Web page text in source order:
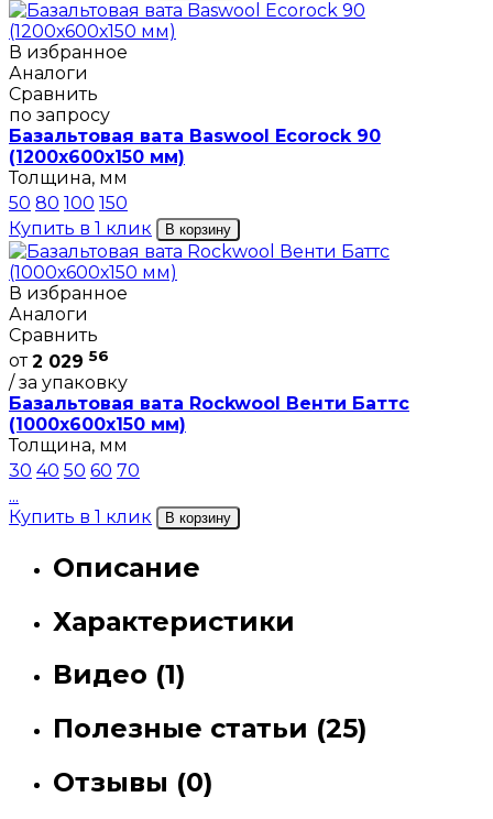
В избранное
Аналоги
Сравнить
по запросу
Базальтовая вата Baswool Ecorock 90
(1200х600х150 мм)
Толщина, мм
50 80 100 150
Купить в 1 клик
В корзину
В избранное
Аналоги
Сравнить
от2 029 56
/ за упаковку
Базальтовая вата Rockwool Венти Баттс
(1000х600х150 мм)
Толщина, мм
30 40 50 60 70
...
Купить в 1 клик
В корзину
Описание
Характеристики
Видео (1)
Полезные статьи (25)
Отзывы (0)